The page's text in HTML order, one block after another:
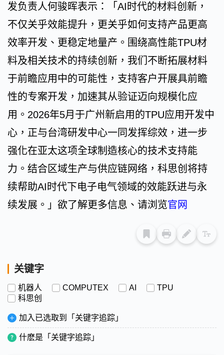
发负责人何骏晖表示：「AI时代的材料创新，
不仅关乎效能提升，更关乎如何支持产品更高
效率开发、更稳定地量产。围绕高性能TPU材
料及相关技术的持续创新，我们不断拓展材料
于前瞻应用中的可能性，支持客户开展具前瞻
性的专案开发，加速其从验证迈向规模化应
用。2026年5月于广州新启用的TPU应用开发中
心，正与台湾研发中心一同发挥综效，进一步
强化在亚太这项全球制造核心的技术支持能
力。结合区域生产与供应链网络，科思创将持
续帮助AI时代下电子电气领域的效能跃进与永
续发展。」欲了解更多信息、请浏览官网
关键字
机器人 COMPUTEX AI
TPU
科思创
加入已选取到「关键字追踪」
什麽是「关键字追踪」